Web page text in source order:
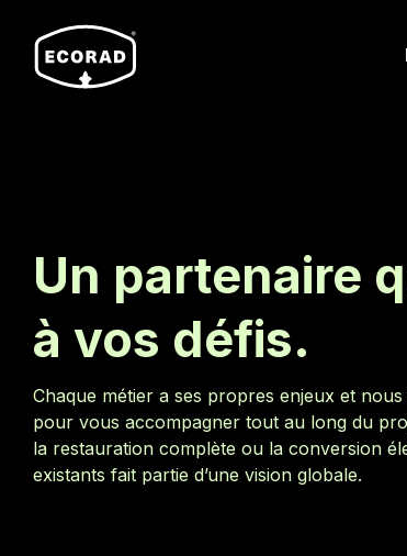
Un partenaire
à vos défis.
Chaque métier a ses propres enjeux et
pour vous accompagner tout au long du
la restauration complète ou la conversion
existants fait partie d’une vision globale.